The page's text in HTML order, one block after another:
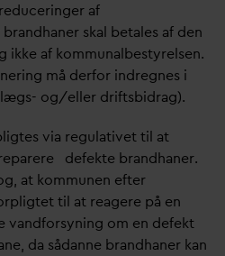
af
skal betales af den
ikke af kommunalbestyrelsen.
må derfor indregnes i
og/eller driftsbidrag).
via regulativet til at
defekte brandhaner.
at kommunen efter
til at reagere på en
vandforsyning om en defekt
da sådanne brandhaner kan